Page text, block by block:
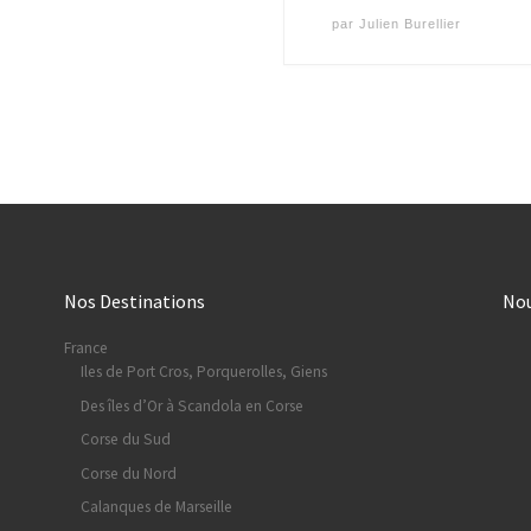
parJulien Burellier
Nos Destinations
France
Iles de Port Cros, Porquerolles, Giens
Des îles d’Or à Scandola en Corse
Corse du Sud
Corse du Nord
Calanques de Marseille